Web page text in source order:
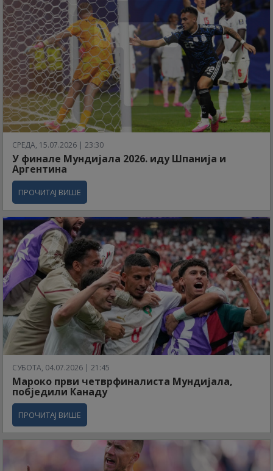
СРЕДА, 15.07.2026 | 23:30
У финале Мундијала 2026. иду Шпанија и
Аргентина
ПРОЧИТАЈ ВИШЕ
СУБОТА, 04.07.2026 | 21:45
Мароко први четврфиналиста Мундијала,
побједили Канаду
ПРОЧИТАЈ ВИШЕ